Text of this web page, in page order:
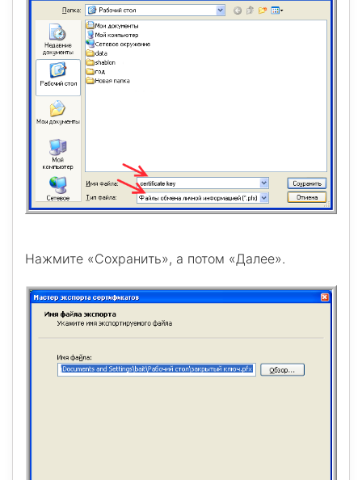
Нажмите «Сохранить», а потом «Далее».